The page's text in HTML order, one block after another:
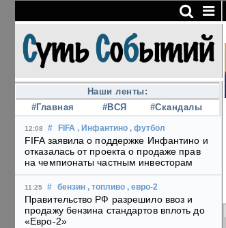
Наши ленты:
#Главная
#ВСЯ #Скандалы
12:08 # FIFA , Инфантино , футбол
FIFA заявила о поддержке Инфантино и
отказалась от проекта о продаже прав
на чемпионаты частным инвесторам
11:25 # бензин , топливо , евро-2
Правительство РФ разрешило ввоз и
продажу бензина стандартов вплоть до
«Евро-2»